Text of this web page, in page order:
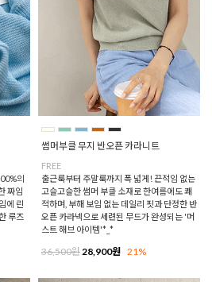
의
짜임
에 린
루즈
썸머부클 무지 반오픈 카라니트
FREE
출근룩부터 주말룩까지 폭 넓게! 끈적임 없는
고슬고슬한 썸머 부클 소재로 한여름에도 쾌
적하며, 부해 보임 없는 데일리 핏과 단정한 반
오픈 카라넥으로 세련된 무드가 완성되는 '머
스트 해브 아이템'*_*
36,500원28,900원 21%